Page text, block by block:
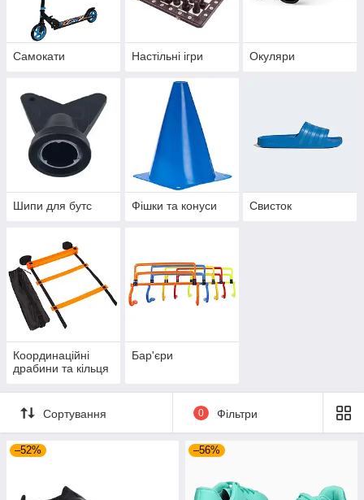
Самокати Настільні ігри Окуляри
Шипи для бутс Фішки та конуси Свисток
Координаційні
драбини та кільця
Бар'єри
Сортування 0 Фільтри
–52% –56%